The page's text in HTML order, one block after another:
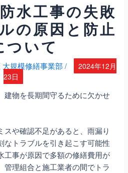
水工事の失敗
の原因と防止
ついて
規模修繕事業部 /
2024年12月
23日
建物を長期間守るために欠かせ
スや確認不足があると、雨漏り
なトラブルを引き起こす可能性
工事が原因で多額の修繕費用が
管理組合と施工業者の間でトラ